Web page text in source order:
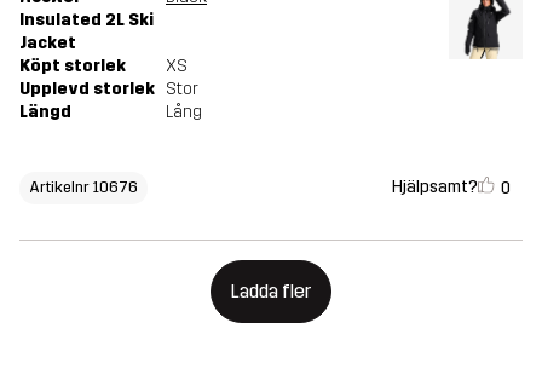
Insulated 2L Ski
Jacket
Köpt storlek
XS
Upplevd storlek Stor
Längd
Lång
Artikelnr 10676 Hjälpsamt? 0
Ladda fler